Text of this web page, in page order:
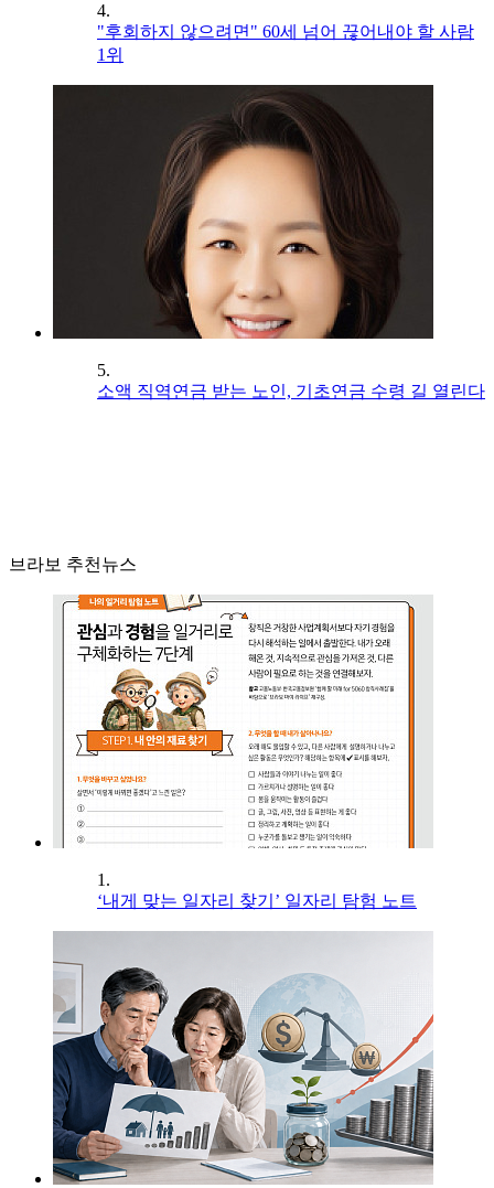
4.
"후회하지 않으려면" 60세 넘어 끊어내야 할 사람
1위
5.
소액 직역연금 받는 노인, 기초연금 수령 길 열린다
브라보 추천뉴스
1.
‘내게 맞는 일자리 찾기’ 일자리 탐험 노트